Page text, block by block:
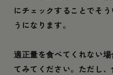
にチェックすることでそ
うになります。
適正量を食べてくれない
てみてください。ただし